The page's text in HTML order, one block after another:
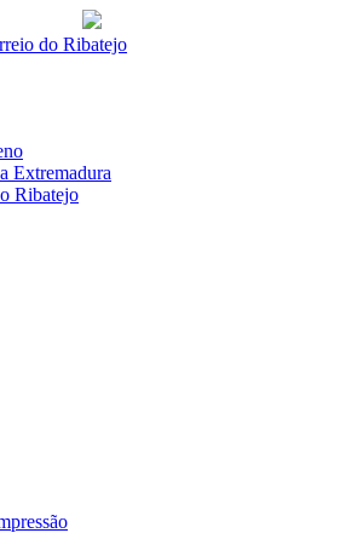
Extremadura
Ribatejo